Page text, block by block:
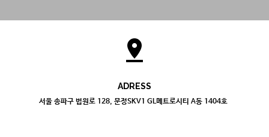
pin_drop
ADRESS
서울 송파구 법원로 128, 문정SKV1 GL메트로시티 A동 1404호